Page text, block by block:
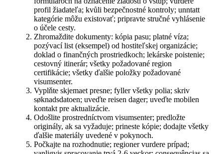
profil žiadateľa; kvůli bezpečnostné kontroly; unntatt
kategórie môžu existovať; pripravte stručné vyhlásenie
o účele cesty.
Zhromaždite dokumenty: kópia pasu; platné víza;
pozývací list (eksempel) od hostiteľskej organizácie;
doklad o finančných prostriedkoch; lekárske poistenie;
cestovný itinerár; všetky požadované region
certifikácie; všetky ďalšie položky požadované
visumsenter.
Vyplňte skjemaet presne; fyller všetky polia; skriv
søknadsdatoen; uveďte reisen dager; uveďte mobilen
kontakt pre aktualizácie.
Odošlite prostredníctvom visumsenter; predložte
originály, ak sa vyžaduje; prineste kópie; dodajte všetky
ďalšie materiály uvedené v pokynoch.
Počkajte na rozhodnutie; regioner vurdere prípad;